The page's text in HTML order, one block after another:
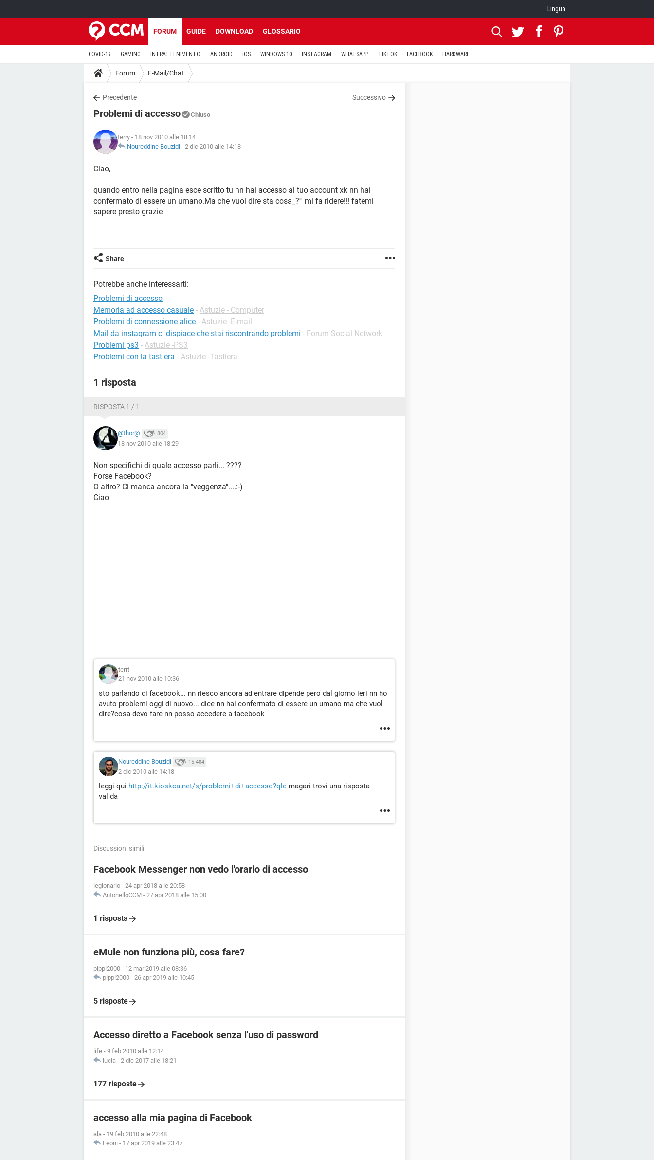
Lingua
FORUM GUIDE DOWNLOAD GLOSSARIO
COVID-19 GAMING INTRATTENIMENTO ANDROID iOS WINDOWS 10 INSTAGRAM WHATSAPP TIKTOK FACEBOOK HARDWARE
Forum E-Mail/Chat
Precedente Successivo
Problemi di accesso Chiuso
terry - 18 nov 2010 alle 18:14
Noureddine Bouzidi - 2 dic 2010 alle 14:18
Ciao,
quando entro nella pagina esce scritto tu nn hai accesso al tuo account xk nn hai
confermato di essere un umano.Ma che vuol dire sta cosa_?''' mi fa ridere!!! fatemi
sapere presto grazie
Share
Potrebbe anche interessarti:
Problemi di accesso
Memoria ad accesso casuale - Astuzie - Computer
Problemi di connessione alice - Astuzie -E-mail
Mail da instagram ci dispiace che stai riscontrando problemi - Forum Social Network
Problemi ps3 - Astuzie -PS3
Problemi con la tastiera - Astuzie -Tastiera
1 risposta
RISPOSTA 1 / 1
@thor@ 804
18 nov 2010 alle 18:29
Non specifichi di quale accesso parli... ????
Forse Facebook?
O altro? Ci manca ancora la "veggenza"....:-)
Ciao
terrt
21 nov 2010 alle 10:36
sto parlando di facebook... nn riesco ancora ad entrare dipende pero dal giorno ieri nn ho
avuto problemi oggi di nuovo....dice nn hai confermato di essere un umano ma che vuol
dire?cosa devo fare nn posso accedere a facebook
Noureddine Bouzidi 15.404
2 dic 2010 alle 14:18
leggi qui http://it.kioskea.net/s/problemi+di+accesso?qlc magari trovi una risposta
valida
Discussioni simili
Facebook Messenger non vedo l'orario di accesso
legionario - 24 apr 2018 alle 20:58
AntonelloCCM - 27 apr 2018 alle 15:00
1 risposta
eMule non funziona più, cosa fare?
pippi2000 - 12 mar 2019 alle 08:36
pippi2000 - 26 apr 2019 alle 10:45
5 risposte
Accesso diretto a Facebook senza l'uso di password
life - 9 feb 2010 alle 12:14
lucia - 2 dic 2017 alle 18:21
177 risposte
accesso alla mia pagina di Facebook
ala - 19 feb 2010 alle 22:48
Leoni - 17 apr 2019 alle 23:47